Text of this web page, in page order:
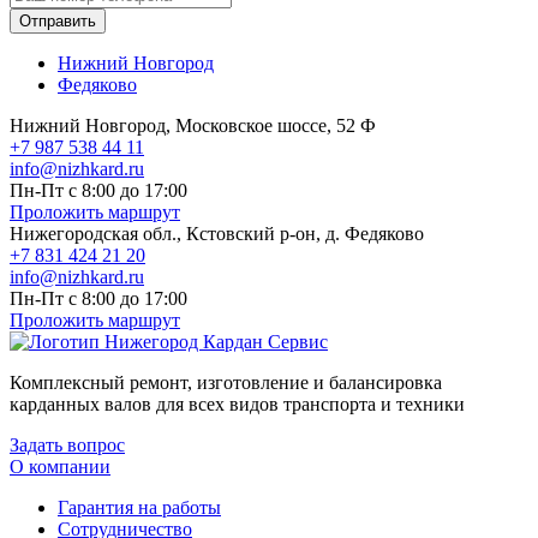
Отправить
Нижний Новгород
Федяково
Нижний Новгород, Московское шоссе, 52 Ф
+7 987 538 44 11
info@nizhkard.ru
Пн-Пт с 8:00 до 17:00
Проложить маршрут
Нижегородская обл., Кстовский р-он, д. Федяково
+7 831 424 21 20
info@nizhkard.ru
Пн-Пт с 8:00 до 17:00
Проложить маршрут
Комплексный ремонт, изготовление и балансировка
карданных валов для всех видов транспорта и техники
Задать вопрос
О компании
Гарантия на работы
Сотрудничество